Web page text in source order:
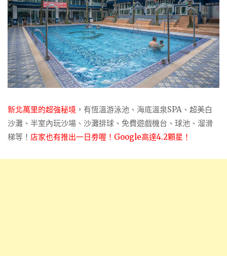
新北萬里的超強秘境 ，有恆溫游泳池、海底溫泉SPA、超美白
沙灘、半室內玩沙場、沙灘排球、免費遊戲機台、球池、溜滑
梯等！ 店家也有推出一日劵喔！Google高達4.2顆星！